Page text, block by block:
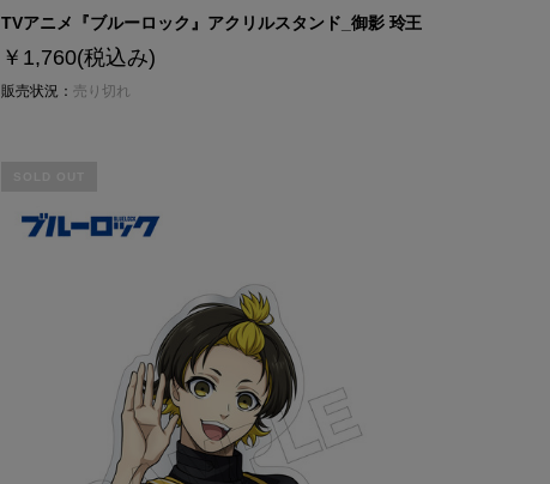
TVアニメ『ブルーロック』アクリルスタンド_御影 玲王
￥1,760(税込み)
販売状況： 売り切れ